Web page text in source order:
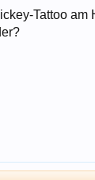
Tattoo am